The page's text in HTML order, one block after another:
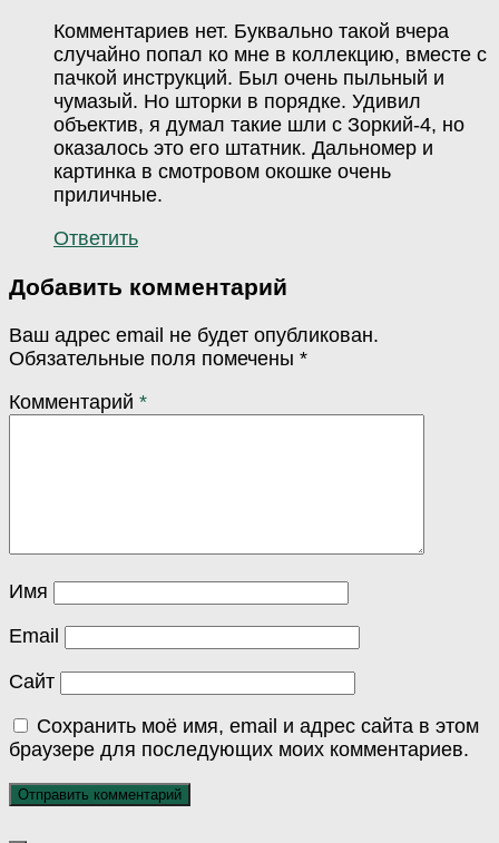
Комментариев нет. Буквально такой вчера
случайно попал ко мне в коллекцию, вместе с
пачкой инструкций. Был очень пыльный и
чумазый. Но шторки в порядке. Удивил
объектив, я думал такие шли с Зоркий-4, но
оказалось это его штатник. Дальномер и
картинка в смотровом окошке очень
приличные.
Ответить
Добавить комментарий
Ваш адрес email не будет опубликован.
Обязательные поля помечены *
Комментарий *
Имя
Email
Сайт
Сохранить моё имя, email и адрес сайта в этом
браузере для последующих моих комментариев.